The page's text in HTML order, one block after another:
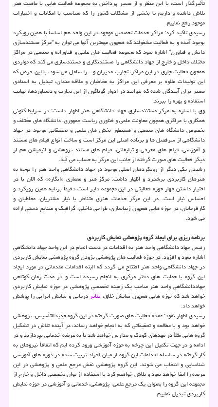
تأثیرگذار است، با این منظر و از مسیر پرداختن به مجموعه فعالیت هایی با ماهیت هنر
تلاش داشته و داریم تا بخشی از مشكلات كشور را كه متناسب با امكانات و اختیارات
موجود رفع نماییم.
رشیدی تاكید كرد: مراكز خدمات تخصصی موجود در این واحد هم اساساً با همین رویكرد
بوجود آمده و به فعالیت مشغولند كه همچون مهمترین آنها می توان به "مركز مستندسازی
دانش و فناوری" اشاره نمود كه مجموعه فعالیت های علمی و فناورانه و صنعتی در مراكز
مختلف داخل و خارج از جهاد دانشگاهی را مستندنگاری و مستندسازی می كند كه مواردی
همچون فعالیت جاری در این مراكز، تجارب مدیران و... را شامل می شود، با این فرض كه
این تولیدات علاوه بر معرفی این مراكز به مخاطبان و علاقه مندان، تبدیل به اسنادی
معتبر برای آیندگان شده كه بتوانند در ادوار گوناگون از این تجارب و دستاوردها، نهایت
استفاده و بهره را ببرند.
وی با اشاره به مركز مستنندسازی جهاد دانشگاهی هنر اظهار داشت: در شرایط كنونی
همكاری با مراكزی همچون معاونت علمی و فناوری ریاست جمهوری، دانشگاه های مختلف و
بخصوص دانشگاه های صنعتی و همینطور بخش های علمی و تحقیقاتی موجود در جهاد
دانشگاهی از سرفصل ها و برنامه اصلی این مركز است و ساخت انواع فیلم های مستند
و آموزشی، فیلم های معرفی و تبلیغاتی، فیلم های مستند پژوهشی و انیمیشن هم از
دیگر فعالیت های صورت گرفته از جانب این مركز به حساب می آید.
رشیدی یكی دیگر از رویكردهای اصلی موجود در جهاد دانشگاهی واحد هنر را توجه به
هنرهای كاربردی برشمرد و اظهار داشت: مركز هنر و معماری «انگاره» كه الان با در
اختیار داشتن چهار حوزه فعالیتی در این مجموعه دایر است دقیقاً برپایه همین رویكرد و
احساس نیاز است. در این مركز خدمات هنری متناظر با نیاز مشتریان، مخاطبان و
كارفرمایان، در حوزه هایی همچون زیباسازی، طراحی داخلی، گرافیك و صنایع دستی ارائه
می شود.
برنامه ریزی برای ایجاد گروه پژوهشی نمایش كاربردی
رئیس جهاد دانشگاهی واحد هنر به اقدامات در دست انجام در این واحد جهاد دانشگاهی
اشاره نمود و افزود: در حوزه فعالیت های پژوهشی بزودی گروه پژوهشی نمایش كاربردی
در جهاد دانشگاهی واحد هنر افتتاح می گردد كه البته اقدامات مقدماتی در مورد ایجاد
این گروه با حمایت های دفتر مركزی به انجام رسیده است و در مدت زمان كوتاهی
جهاددانشگاهی واحد هنر صاحب یك زمینه تخصصی پژوهشی در حوزه نمایش كاربردی
خواهد شد كه حوزه هایی همچون نمایش خلاق،تئاتردرمانی و نمایش ایرانی را پوشش
خواهد داد.
رشیدی اظهار نمود: عمده فعالیت های صورت گرفته در این گروه جدیدالتأسیس، پژوهشی
خواهد بود و با مطالعه و تحقیقاتی كه به انجام خواهد رساند، در آینده تلاش در تشكیل
گروه هایی مثلاً در مهدهای كودك و مدارس خواهد شد تا به عرضه خدماتی بپردازند و در
ادامه و در جهت تكمیل این چرخه به حوزه آموزشی ورود كرده ایم كه اتفاقاً نیروهای به
كار گرفته در سلسله اقدامات این گروه از میان افراد تربیت شده در دوره های آموزشی
شناسایی و انتخاب می شوند. این گروه پژوهشی نقش مرجع علمی و پژوهشی در این
عرصه را ایفا خواهد نمود و تلاش خواهیم كرد با استفاده از توان تخصصی داخل و خارج از
مجموعه این گروه را بعنوان یك مرجع علمی، پژوهشی، خدماتی و آموزشی در حوزه نمایش
كاربردی تبدیل نماییم.